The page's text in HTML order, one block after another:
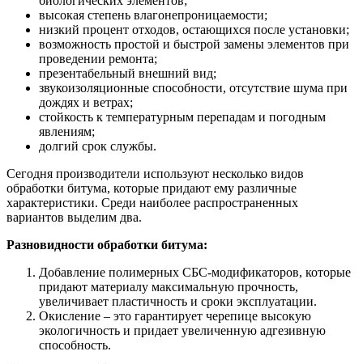
высокая степень влагонепроницаемости;
низкий процент отходов, остающихся после установки;
возможность простой и быстрой замены элементов при
проведении ремонта;
презентабельный внешний вид;
звукоизоляционные способности, отсутствие шума при
дождях и ветрах;
стойкость к температурным перепадам и погодным
явлениям;
долгий срок службы.
Сегодня производители используют несколько видов
обработки битума, которые придают ему различные
характеристики. Среди наиболее распространенных
вариантов выделим два.
Разновидности обработки битума:
Добавление полимерных СБС-модификаторов, которые
придают материалу максимальную прочность,
увеличивает пластичность и сроки эксплуатации.
Окисление – это гарантирует черепице высокую
экологичность и придает увеличенную адгезивную
способность.